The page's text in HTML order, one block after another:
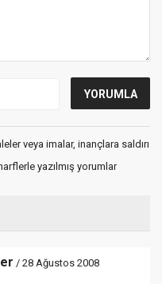
veya imalar, inançlara saldırı
yazılmış yorumlar
/ 28 Ağustos 2008